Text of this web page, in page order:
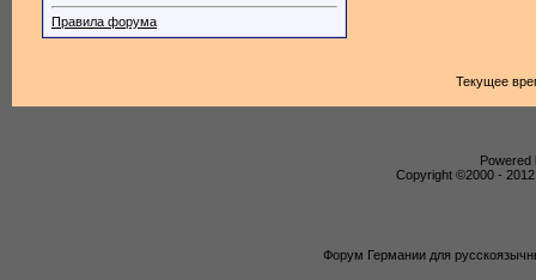
Правила форума
Текущее
Powered
Copyright ©2000 -
Форум Германии для